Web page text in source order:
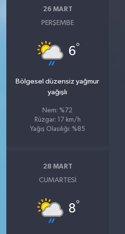
26 MART
PERŞEMBE
6°
Bölgesel düzensiz yağmur
yağışlı
Nem: %72
Rüzgar: 17 km/h
Yağış Olasılığı: %85
28 MART
CUMARTESI
8°